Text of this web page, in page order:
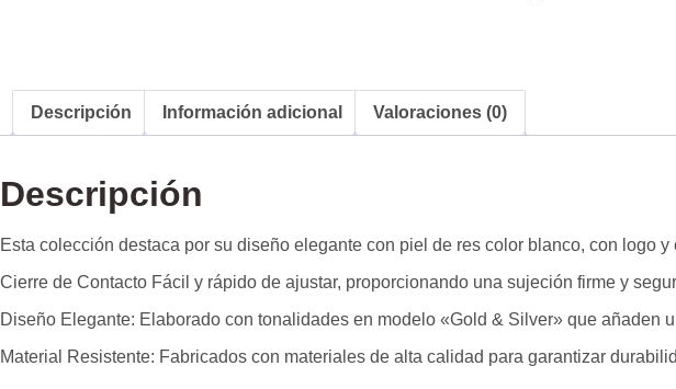
Descripción Información adicional Valoraciones (0)
Descripción
Esta colección destaca por su diseño elegante con piel de res color blanco, con logo
Cierre de Contacto Fácil y rápido de ajustar, proporcionando una sujeción firme y
Diseño Elegante: Elaborado con tonalidades en modelo «Gold & Silver» que añaden
Material Resistente: Fabricados con materiales de alta calidad para garantizar